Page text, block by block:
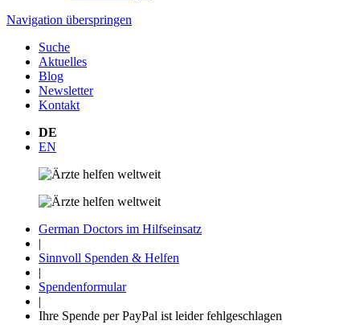
Navigation überspringen
Suche
Aktuelles
Blog
Newsletter
Kontakt
DE
EN
German Doctors im Hilfseinsatz
|
Sinnvoll Spenden & Helfen
|
Spendenformular
|
Ihre Spende per PayPal ist leider fehlgeschlagen